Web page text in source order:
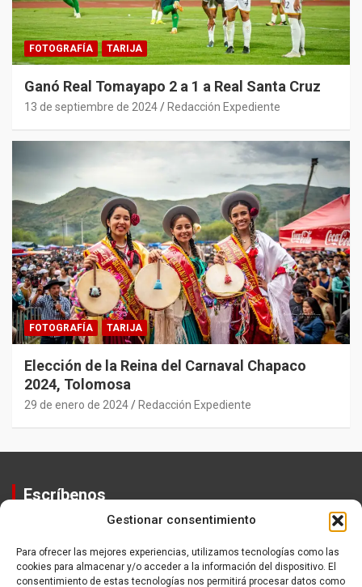
Gestionar consentimiento
Para ofrecer las mejores experiencias, utilizamos tecnologías como las
cookies para almacenar y/o acceder a la información del dispositivo. El
consentimiento de estas tecnologías nos permitirá procesar datos como
FOTOGRAFÍA TARIJA
Ganó Real Tomayapo 2 a 1 a Real Santa Cruz
13 de septiembre de 2024 Redacción Expediente
FOTOGRAFÍA TARIJA
Elección de la Reina del Carnaval Chapaco
2024, Tolomosa
29 de enero de 2024 Redacción Expediente
Escríbenos
Equipo
Política de Privacidad